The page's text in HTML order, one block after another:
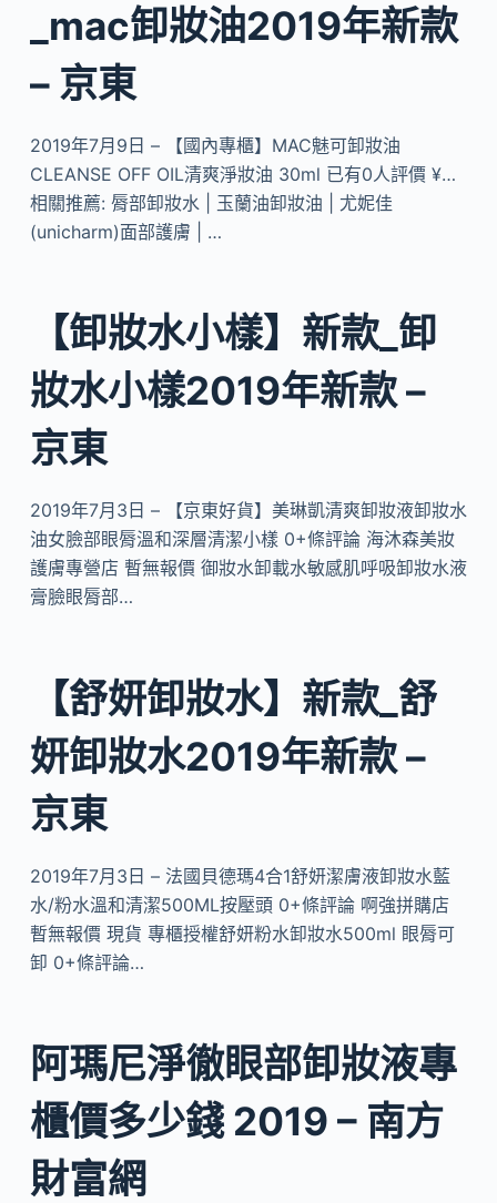
_mac卸妝油2019年新款
– 京東
2019年7月9日 – 【國內專櫃】MAC魅可卸妝油
CLEANSE OFF OIL清爽淨妝油 30ml 已有0人評價 ¥…
相關推薦: 脣部卸妝水 | 玉蘭油卸妝油 | 尤妮佳
(unicharm)面部護膚 | …
【卸妝水小樣】新款_卸
妝水小樣2019年新款 –
京東
2019年7月3日 – 【京東好貨】美琳凱清爽卸妝液卸妝水
油女臉部眼脣溫和深層清潔小樣 0+條評論 海沐森美妝
護膚專營店 暫無報價 御妝水卸載水敏感肌呼吸卸妝水液
膏臉眼脣部…
【舒妍卸妝水】新款_舒
妍卸妝水2019年新款 –
京東
2019年7月3日 – 法國貝德瑪4合1舒妍潔膚液卸妝水藍
水/粉水溫和清潔500ML按壓頭 0+條評論 啊強拼購店
暫無報價 現貨 專櫃授權舒妍粉水卸妝水500ml 眼脣可
卸 0+條評論…
阿瑪尼淨徹眼部卸妝液專
櫃價多少錢 2019 – 南方
財富網